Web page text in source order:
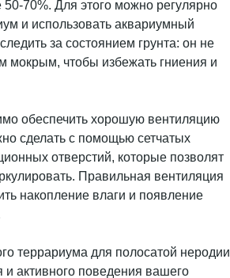
70%. Для этого можно регулярно
и использовать аквариумный
за состоянием грунта: он не
мокрым, чтобы избежать гниения и
обеспечить хорошую вентиляцию
сделать с помощью сетчатых
отверстий, которые позволят
Правильная вентиляция
накопление влаги и появление
террариума для полосатой неродии
и активного поведения вашего